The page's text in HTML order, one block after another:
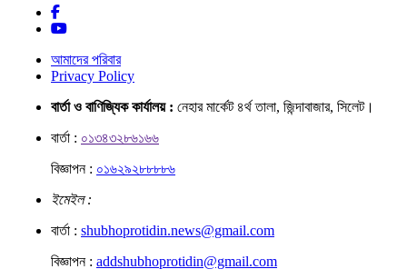
আমাদের পরিবার
Privacy Policy
বার্তা ও বাণিজ্যিক কার্যালয় : নেহার মার্কেট ৪র্থ তালা, জিন্দাবাজার, সিলেট।
বার্তা : ০১৩৪৩২৮৬১৬৬
বিজ্ঞাপন : ০১৬২৯২৮৮৮৮৬
ইমেইল :
বার্তা : shubhoprotidin.news@gmail.com
বিজ্ঞাপন : addshubhoprotidin@gmail.com